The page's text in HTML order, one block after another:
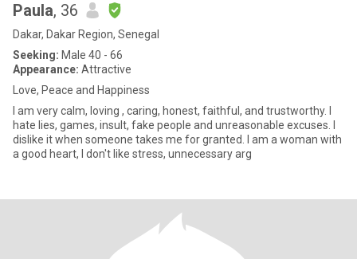
Paula, 36
Dakar, Dakar Region, Senegal
Seeking: Male 40 - 66
Appearance: Attractive
Love, Peace and Happiness
I am very calm, loving , caring, honest, faithful, and trustworthy. I
hate lies, games, insult, fake people and unreasonable excuses. I
dislike it when someone takes me for granted. I am a woman with
a good heart, I don't like stress, unnecessary arg